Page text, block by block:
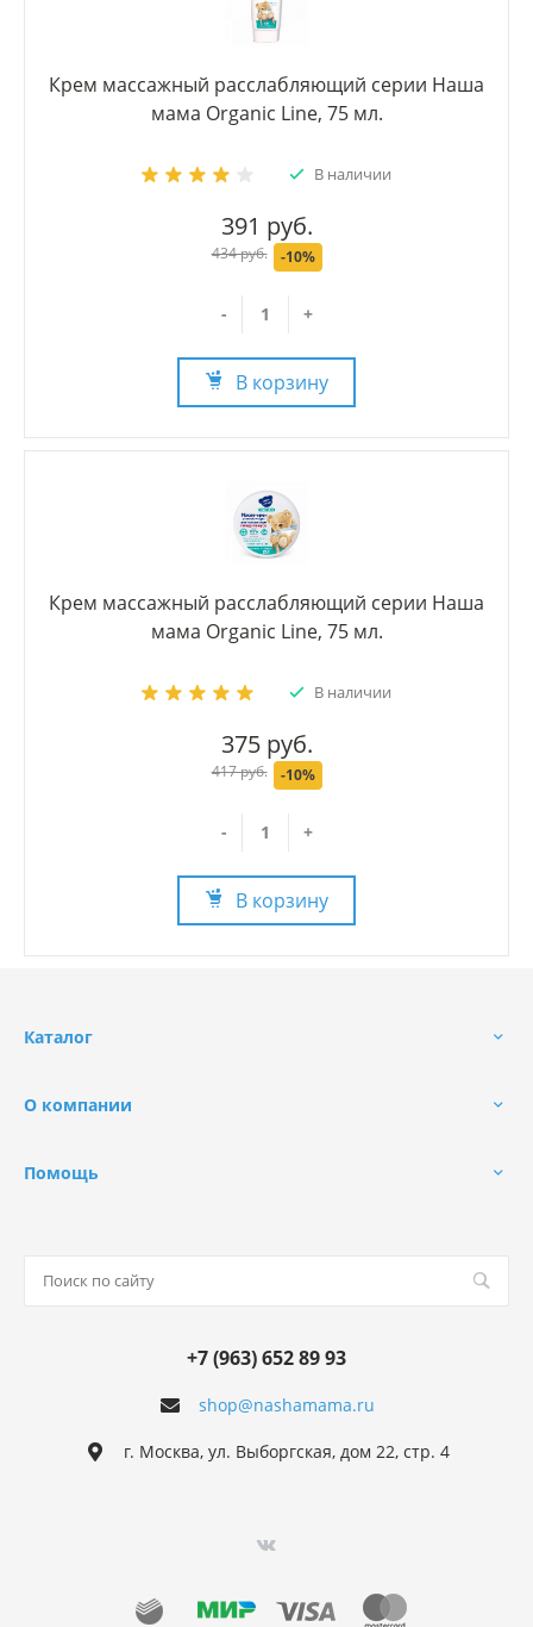
Крем массажный расслабляющий серии Наша
мама Organic Line, 75 мл.
В наличии
391 руб.
434 руб. -10%
- +
В корзину
Крем массажный расслабляющий серии Наша
мама Organic Line, 75 мл.
В наличии
375 руб.
417 руб. -10%
- +
В корзину
Каталог
О компании
Помощь
shop@nashamama.ru
+7 (963) 652 89 93
г. Москва, ул. Выборгская, дом 22, стр. 4